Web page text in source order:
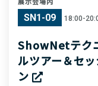
SN1-09 18:00-
ShowNetテク
ルツアー＆セッ
ン